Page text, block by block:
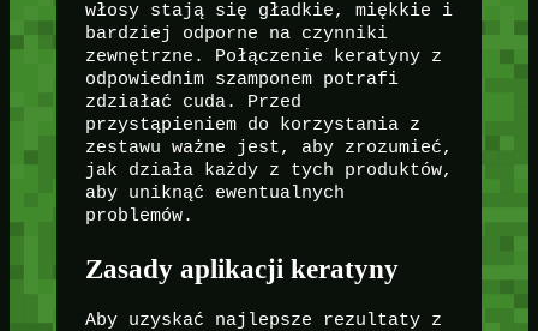
włosy stają się gładkie, miękkie i
bardziej odporne na czynniki
zewnętrzne. Połączenie keratyny z
odpowiednim szamponem potrafi
zdziałać cuda. Przed
przystąpieniem do korzystania z
zestawu ważne jest, aby zrozumieć,
jak działa każdy z tych produktów,
aby uniknąć ewentualnych
problemów.
Zasady aplikacji keratyny
Aby uzyskać najlepsze rezultaty z